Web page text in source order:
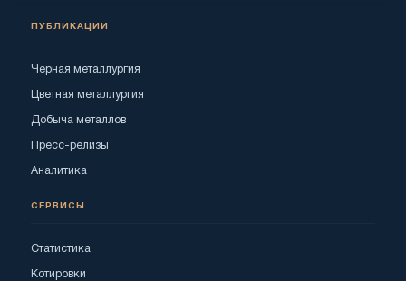
ПУБЛИКАЦИИ
Черная металлургия
Цветная металлургия
Добыча металлов
Пресс-релизы
Аналитика
СЕРВИСЫ
Статистика
Котировки